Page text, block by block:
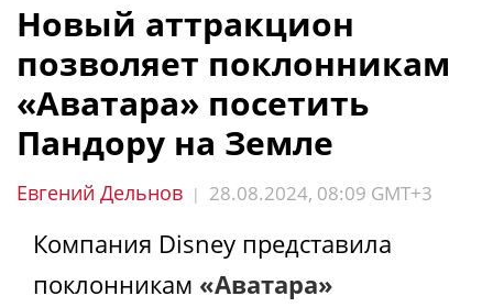
Новый аттракцион
позволяет поклонникам
«Аватара» посетить
Пандору на Земле
Евгений Дельнов | 28.08.2024, 08:09 GMT+3
Компания Disney представила
поклонникам «Аватара»